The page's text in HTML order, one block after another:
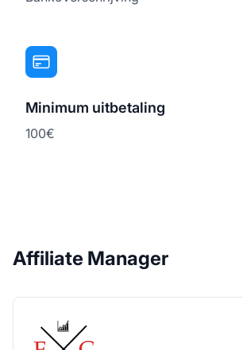
Minimum uitbetaling
100€
Affiliate Manager